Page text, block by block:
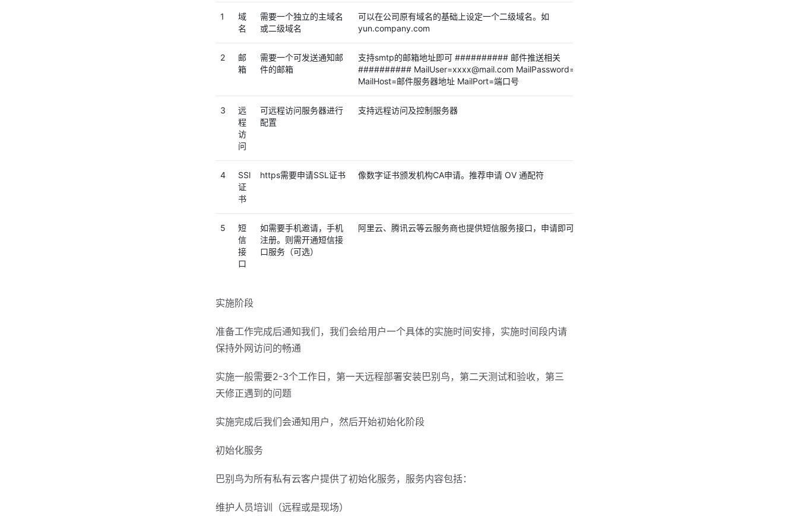
1
域
名
需要一个独立的主域名
或二级域名
可以在公司原有域名的基础上设定一个二级域名。如
yun.company.com
2
邮
箱
需要一个可发送通知邮
件的邮箱
支持smtp的邮箱地址即可 ########## 邮件推送相关
########## MailUser=xxxx@mail.com MailPassword=password
MailHost=邮件服务器地址 MailPort=端口号
3
远
程
访
问
可远程访问服务器进行
配置
支持远程访问及控制服务器
4
SSl
证
书
https需要申请SSL证书 像数字证书颁发机构CA申请。推荐申请 OV 通配符
5
短
信
接
口
如需要手机邀请，手机
注册。则需开通短信接
口服务（可选）
阿里云、腾讯云等云服务商也提供短信服务接口，申请即可开通
实施阶段
准备工作完成后通知我们，我们会给用户一个具体的实施时间安排，实施时间段内请
保持外网访问的畅通
实施一般需要2-3个工作日，第一天远程部署安装巴别鸟，第二天测试和验收，第三
天修正遇到的问题
实施完成后我们会通知用户，然后开始初始化阶段
初始化服务
巴别鸟为所有私有云客户提供了初始化服务，服务内容包括：
维护人员培训（远程或是现场）